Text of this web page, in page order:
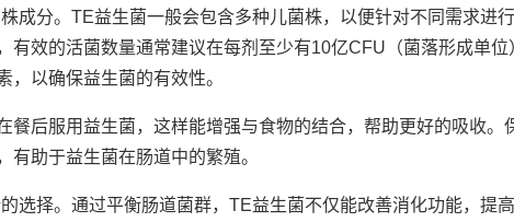
成分。TE益生菌一般会包含多种儿菌株，以便针对不同需求进
有效的活菌数量通常建议在每剂至少有10亿CFU（菌落形成单位
，以确保益生菌的有效性。
餐后服用益生菌，这样能增强与食物的结合，帮助更好的吸收。
助于益生菌在肠道中的繁殖。
选择。通过平衡肠道菌群，TE益生菌不仅能改善消化功能，提